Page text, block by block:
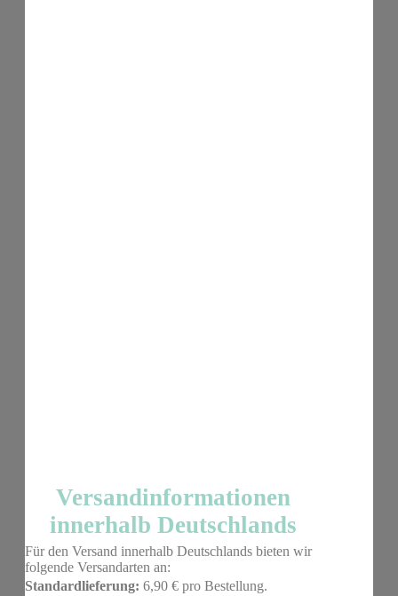
Versandinformationen
innerhalb Deutschlands
Für den Versand innerhalb Deutschlands bieten wir
folgende Versandarten an:
Standardlieferung: 6,90 € pro Bestellung.